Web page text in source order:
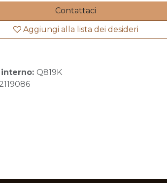
Contattaci
Aggiungi alla lista dei desideri
Q819K